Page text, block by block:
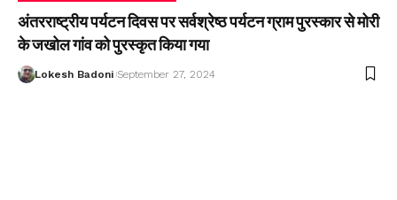
अंतरराष्ट्रीय पर्यटन दिवस पर सर्वश्रेष्ठ पर्यटन ग्राम पुरस्कार से मोरी
के जखोल गांव को पुरस्कृत किया गया
Lokesh Badoni September 27, 2024